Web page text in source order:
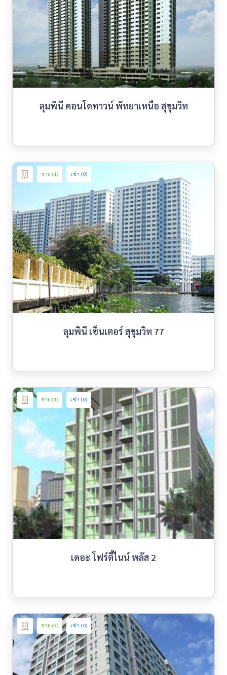
ลุมพินี คอนโดทาวน์ พัทยาเหนือ สุขุมวิท
ขาย (1) เช่า (0)
ลุมพินี เซ็นเตอร์ สุขุมวิท 77
ขาย (1) เช่า (0)
เดอะ โฟร์ตี้ไนน์ พลัส 2
ขาย (3) เช่า (0)